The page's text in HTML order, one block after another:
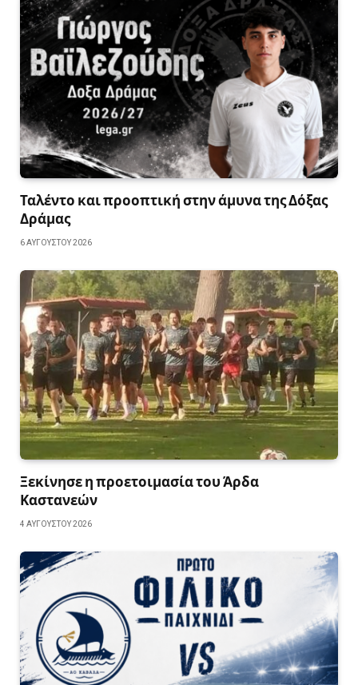
Ταλέντο και προοπτική στην άμυνα της Δόξας
Δράμας
6 ΑΥΓΟΎΣΤΟΥ 2026
Ξεκίνησε η προετοιμασία του Άρδα
Καστανεών
4 ΑΥΓΟΎΣΤΟΥ 2026